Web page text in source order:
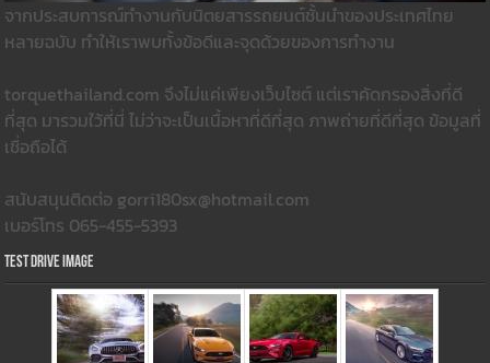
จากประสบการณ์ทำงานกับนิตยสารรถยนต์ชั้นนำของประเทศไทย
หลายฉบับ ทำให้เราพบทั้งข้อดีและจุดด้วยของการทำงาน
torquethailand.com จึงไม่แค่เพียงเว็บไซต์ แต่เราคัดกรองสิ่งที่ดี
ที่สุด มารวมใว้ที่นี่ ไม่ว่าจะเป็นเนื้อหาที่ดีที่สุด ภาพถ่ายที่ดีที่สุด ข้อมูลที่
เชื่อถือได้
สนับสนุนติดต่อ gorri180sx@hotmail.com
เบอร์โทร 065-455-5393
Test Drive Image